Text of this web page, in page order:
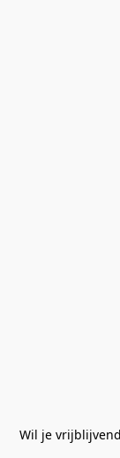
Wil je